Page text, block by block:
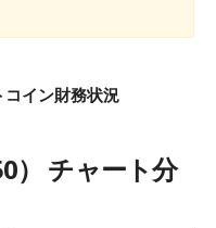
イン財務状況
） チャート分